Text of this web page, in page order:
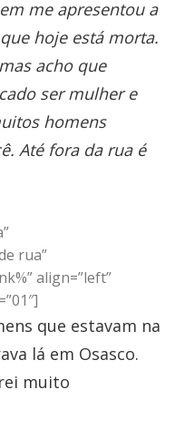
me apresentou a
hoje está morta.
acho que
ser mulher e
homens
Até fora da rua é
rua”
align=”left”
que estavam na
lá em Osasco.
muito